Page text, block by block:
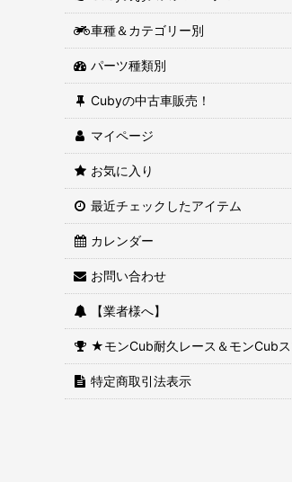
車種＆カテゴリー別
パーツ種類別
Cubyの中古車販売！
マイページ
お気に入り
最近チェックしたアイテム
カレンダー
お問い合わせ
【業者様へ】
★モンCub耐久レース＆モンCub
特定商取引法表示